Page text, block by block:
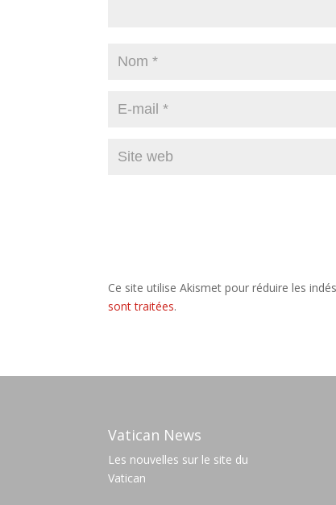
Ce site utilise Akismet pour réduire les
sont traitées.
Vatican News
Les nouvelles sur le site du
Vatican